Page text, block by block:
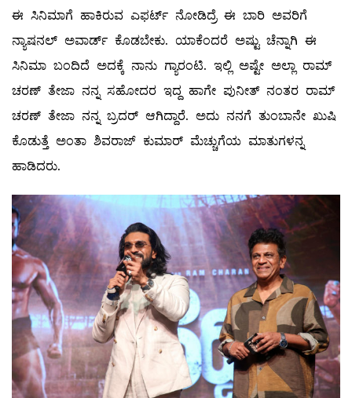
ಈ ಸಿನಿಮಾಗೆ ಹಾಕಿರುವ ಎಫರ್ಟ್ ನೋಡಿದ್ರೆ ಈ ಬಾರಿ ಅವರಿಗೆ
ನ್ಯಾಷನಲ್ ಅವಾರ್ಡ್ ಕೊಡಬೇಕು. ಯಾಕೆಂದರೆ ಅಷ್ಟು ಚೆನ್ನಾಗಿ ಈ
ಸಿನಿಮಾ ಬಂದಿದೆ ಅದಕ್ಕೆ ನಾನು ಗ್ಯಾರಂಟಿ. ಇಲ್ಲಿ ಅಷ್ಟೇ ಅಲ್ಲಾ ರಾಮ್
ಚರಣ್ ತೇಜಾ ನನ್ನ ಸಹೋದರ ಇದ್ದ ಹಾಗೇ ಪುನೀತ್ ನಂತರ ರಾಮ್
ಚರಣ್ ತೇಜಾ ನನ್ನ ಬ್ರದರ್ ಆಗಿದ್ದಾರೆ. ಅದು ನನಗೆ ತುಂಬಾನೇ ಖುಷಿ
ಕೊಡುತ್ತೆ ಅಂತಾ ಶಿವರಾಜ್ ಕುಮಾರ್ ಮೆಚ್ಚುಗೆಯ ಮಾತುಗಳನ್ನ
ಹಾಡಿದರು.